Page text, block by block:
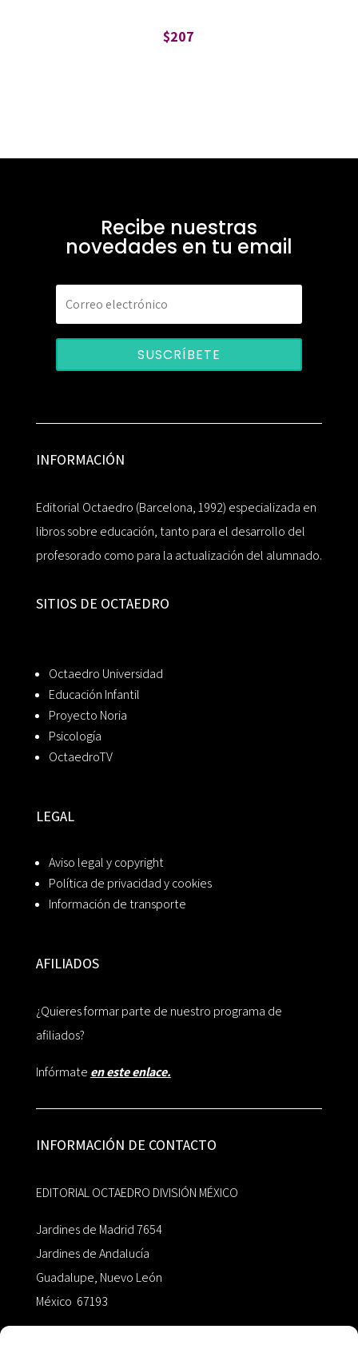
$207
Recibe nuestras
novedades en tu email
SUSCRÍBETE
INFORMACIÓN
Editorial Octaedro (Barcelona, 1992) especializada en
libros sobre educación, tanto para el desarrollo del
profesorado como para la actualización del alumnado.
SITIOS DE OCTAEDRO
Octaedro Universidad
Educación Infantil
Proyecto Noria
Psicología
OctaedroTV
LEGAL
Aviso legal y copyright
Política de privacidad y cookies
Información de transporte
AFILIADOS
¿Quieres formar parte de nuestro programa de
afiliados?
Infórmate en este enlace.
INFORMACIÓN DE CONTACTO
EDITORIAL OCTAEDRO DIVISIÓN MÉXICO
Jardines de Madrid 7654
Jardines de Andalucía
Guadalupe, Nuevo León
México 67193